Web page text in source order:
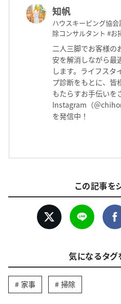
知帆
ハウスキーピング協
除コンサルタント #お
二人三脚でお客様の
安を解消しながら最
します。ライフスタ
プ診断をもとに、皆
もたらすお手伝いを
Instagram（＠
を発信中！
この記事を
気になるタグ
家事 掃除